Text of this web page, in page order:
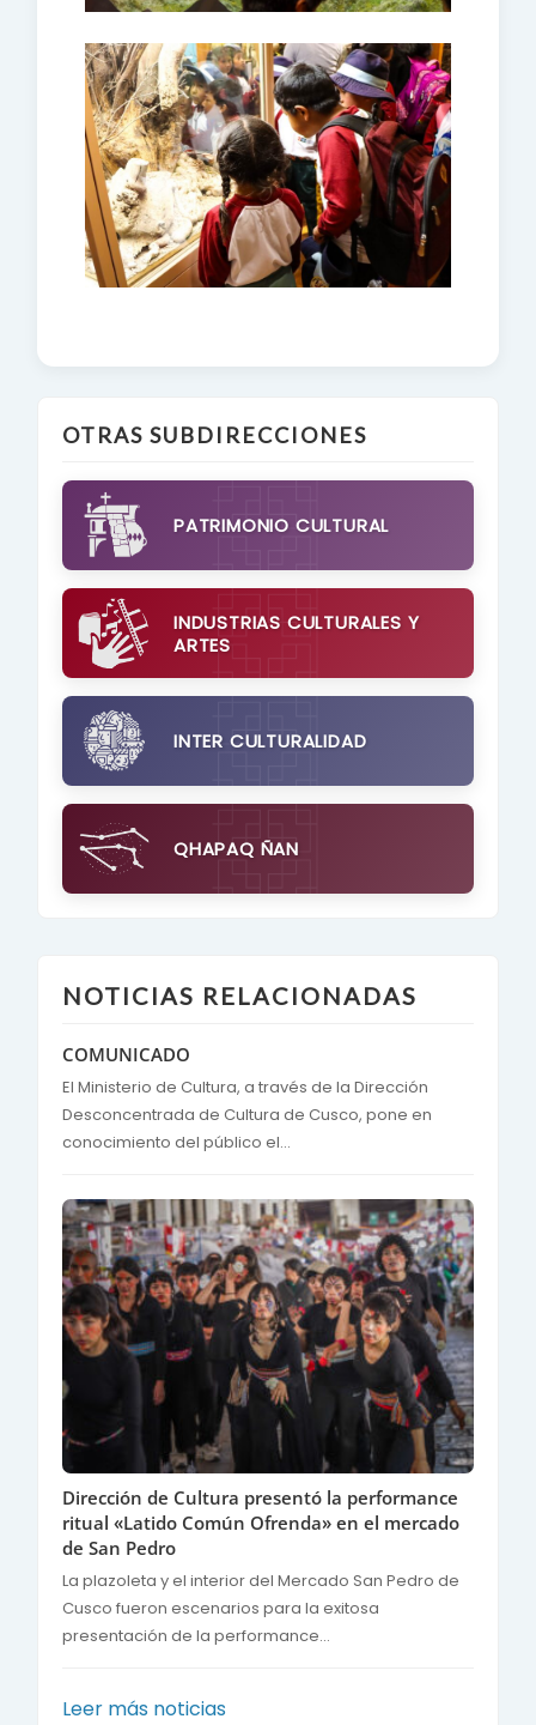
OTRAS SUBDIRECCIONES
PATRIMONIO CULTURAL
INDUSTRIAS CULTURALES Y
ARTES
INTER CULTURALIDAD
QHAPAQ ÑAN
NOTICIAS RELACIONADAS
COMUNICADO
El Ministerio de Cultura, a través de la Dirección
Desconcentrada de Cultura de Cusco, pone en
conocimiento del público el...
Dirección de Cultura presentó la performance
ritual «Latido Común Ofrenda» en el mercado
de San Pedro
La plazoleta y el interior del Mercado San Pedro de
Cusco fueron escenarios para la exitosa
presentación de la performance...
Leer más noticias